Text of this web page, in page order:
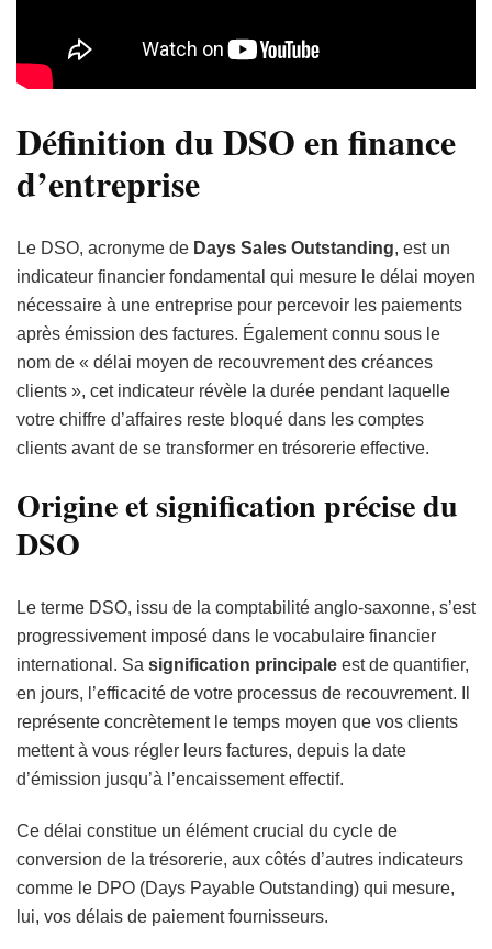
Définition du DSO en finance
d’entreprise
Le DSO, acronyme de Days Sales Outstanding, est un
indicateur financier fondamental qui mesure le délai moyen
nécessaire à une entreprise pour percevoir les paiements
après émission des factures. Également connu sous le
nom de « délai moyen de recouvrement des créances
clients », cet indicateur révèle la durée pendant laquelle
votre chiffre d’affaires reste bloqué dans les comptes
clients avant de se transformer en trésorerie effective.
Origine et signification précise du
DSO
Le terme DSO, issu de la comptabilité anglo-saxonne, s’est
progressivement imposé dans le vocabulaire financier
international. Sa signification principale est de quantifier,
en jours, l’efficacité de votre processus de recouvrement. Il
représente concrètement le temps moyen que vos clients
mettent à vous régler leurs factures, depuis la date
d’émission jusqu’à l’encaissement effectif.
Ce délai constitue un élément crucial du cycle de
conversion de la trésorerie, aux côtés d’autres indicateurs
comme le DPO (Days Payable Outstanding) qui mesure,
lui, vos délais de paiement fournisseurs.